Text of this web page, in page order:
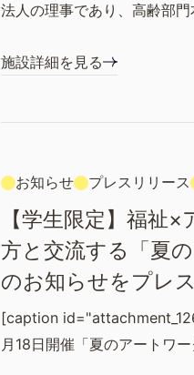
法人の理事であり、高齢部
施設詳細を見る
お知らせ プレスリリース
【学生限定】福祉
方と交流する「夏
のお知らせをプレ
[caption
月18日開催「夏のアートワ